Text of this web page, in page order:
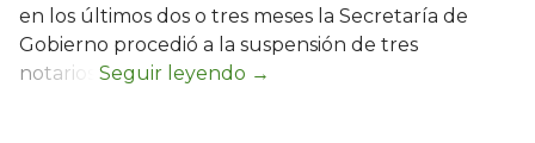
en los últimos dos o tres meses la Secretaría de
Gobierno procedió a la suspensión de tres
notarios.